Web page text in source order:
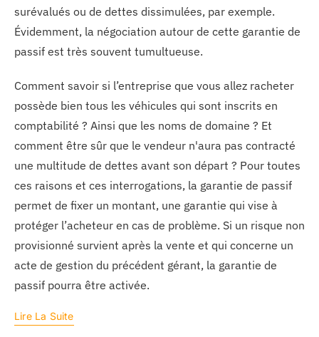
surévalués ou de dettes dissimulées, par exemple.
Évidemment, la négociation autour de cette garantie de
passif est très souvent tumultueuse.
Comment savoir si l’entreprise que vous allez racheter
possède bien tous les véhicules qui sont inscrits en
comptabilité ? Ainsi que les noms de domaine ? Et
comment être sûr que le vendeur n'aura pas contracté
une multitude de dettes avant son départ ? Pour toutes
ces raisons et ces interrogations, la garantie de passif
permet de fixer un montant, une garantie qui vise à
protéger l’acheteur en cas de problème. Si un risque non
provisionné survient après la vente et qui concerne un
acte de gestion du précédent gérant, la garantie de
passif pourra être activée.
Lire La Suite